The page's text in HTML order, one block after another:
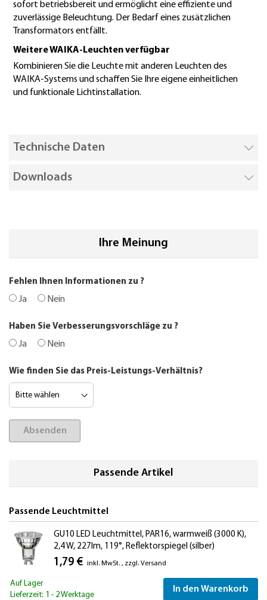
sofort betriebsbereit und ermöglicht eine effiziente und
zuverlässige Beleuchtung. Der Bedarf eines zusätzlichen
Transformators entfällt.
Weitere WAIKA-Leuchten verfügbar
Kombinieren Sie die Leuchte mit anderen Leuchten des
WAIKA-Systems und schaffen Sie Ihre eigene einheitlichen
und funktionale Lichtinstallation.
Technische Daten
Downloads
Ihre Meinung
Fehlen Ihnen Informationen zu ?
Ja Nein
Haben Sie Verbesserungsvorschläge zu ?
Ja Nein
Wie finden Sie das Preis-Leistungs-Verhältnis?
Absenden
Passende Artikel
Passende Leuchtmittel
GU10 LED Leuchtmittel, PAR16, warmweiß (3000 K),
2,4 W, 227lm, 119°, Reflektorspiegel (silber)
1,79 € inkl. MwSt. , zzgl. Versand
Auf Lager
Lieferzeit: 1 - 2 Werktage
In den Warenkorb